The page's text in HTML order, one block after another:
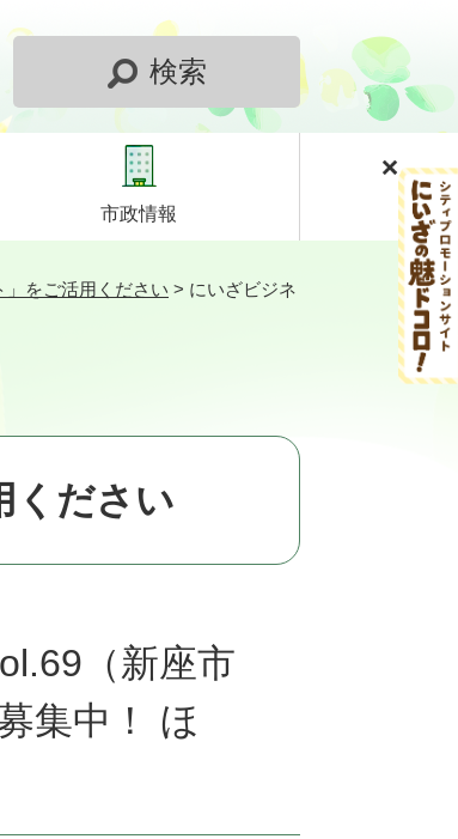
検索
市政情報
をご活用ください > にいざビジネ
ください
（新座市
集中！ ほ